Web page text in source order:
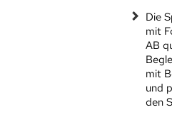
Die
mit
AB
mit
und
den